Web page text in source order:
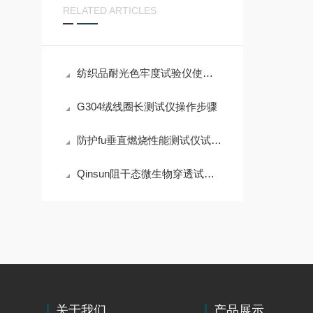
RELATED ARTICLES
纺织品耐光色牢度试验仪使用方法
G304绒线圈长测试仪操作步骤
防护fu垂直燃烧性能测试仪试验操作
Qinsun阻干态微生物穿透试验仪优势特点
关于我们 产品展示